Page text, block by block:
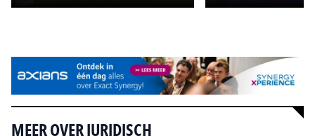
MEER OVER JURIDISCH